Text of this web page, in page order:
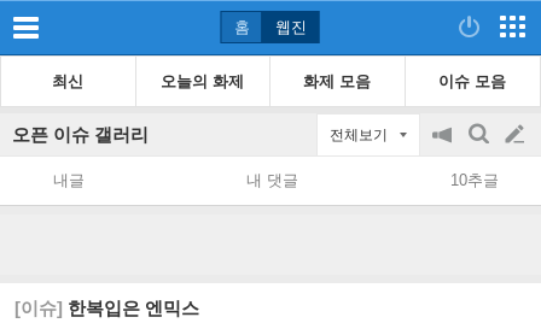
홈 웹진
최신 오늘의 화제 화제 모음 이슈 모음
오픈 이슈 갤러리 전체보기
공
지
on/off
검
색
글
쓰
내글 내 댓글 10추글
[이슈] 한복입은 엔믹스